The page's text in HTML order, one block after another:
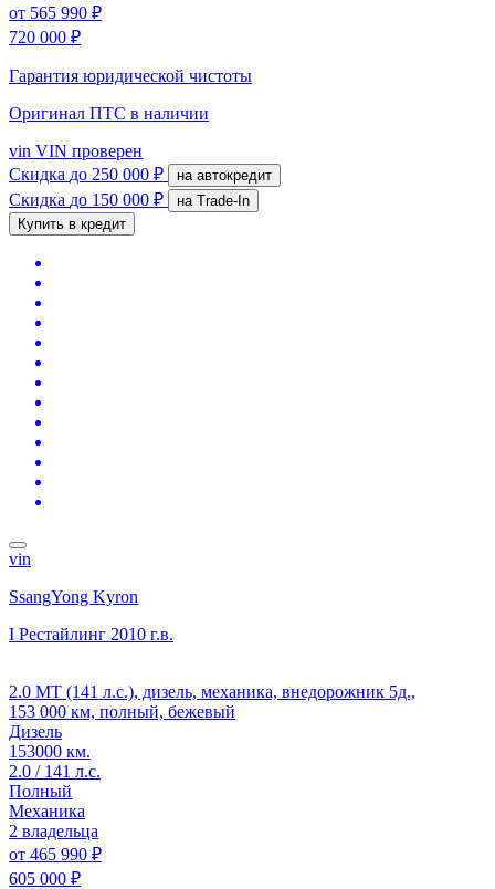
от 565 990 ₽
720 000 ₽
Гарантия юридической чистоты
Оригинал ПТС в наличии
vin VIN проверен
Скидка до 250 000 ₽ на автокредит
Скидка до 150 000 ₽
на Trade-In
Купить в кредит
vin
SsangYong Kyron
I Рестайлинг 2010 г.в.
2.0 MT (141 л.с.), дизель, механика, внедорожник 5д.,
153 000 км, полный, бежевый
Дизель
153000 км.
2.0 / 141 л.с.
Полный
Механика
2 владельца
от 465 990 ₽
605 000 ₽